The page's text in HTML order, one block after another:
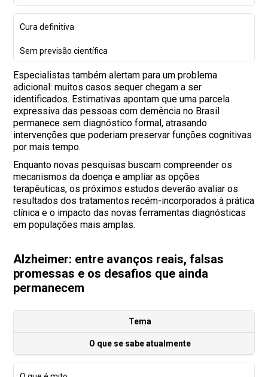
Cura definitiva
Sem previsão científica
Especialistas também alertam para um problema
adicional: muitos casos sequer chegam a ser
identificados. Estimativas apontam que uma parcela
expressiva das pessoas com demência no Brasil
permanece sem diagnóstico formal, atrasando
intervenções que poderiam preservar funções cognitivas
por mais tempo.
Enquanto novas pesquisas buscam compreender os
mecanismos da doença e ampliar as opções
terapêuticas, os próximos estudos deverão avaliar os
resultados dos tratamentos recém-incorporados à prática
clínica e o impacto das novas ferramentas diagnósticas
em populações mais amplas.
Alzheimer: entre avanços reais, falsas
promessas e os desafios que ainda
permanecem
Tema
O que se sabe atualmente